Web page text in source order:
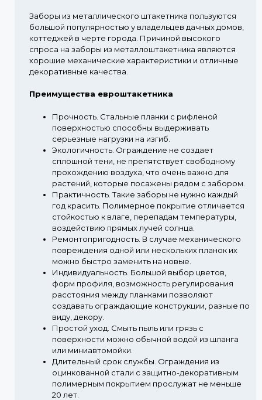
Заборы из металлического штакетника пользуются
большой популярностью у владельцев дачных домов,
коттеджей в черте города. Причиной высокого
спроса на заборы из металлоштакетника являются
хорошие механические характеристики и отличные
декоративные качества.
Преимущества евроштакетника
Прочность. Стальные планки с рифленой
поверхностью способны выдерживать
серьезные нагрузки на изгиб.
Экологичность. Ограждение не создает
сплошной тени, не препятствует свободному
прохождению воздуха, что очень важно для
растений, которые посажены рядом с забором.
Практичность. Такие заборы не нужно каждый
год красить. Полимерное покрытие отличается
стойкостью к влаге, перепадам температуры,
воздействию прямых лучей солнца.
Ремонтопригодность. В случае механического
повреждения одной или нескольких планок их
можно быстро заменить на новые.
Индивидуальность. Большой выбор цветов,
форм профиля, возможность регулирования
расстояния между планками позволяют
создавать ограждающие конструкции, разные по
виду, декору.
Простой уход. Смыть пыль или грязь с
поверхности можно обычной водой из шланга
или миниавтомойки.
Длительный срок службы. Ограждения из
оцинкованной стали с защитно-декоративным
полимерным покрытием прослужат не меньше
20 лет.